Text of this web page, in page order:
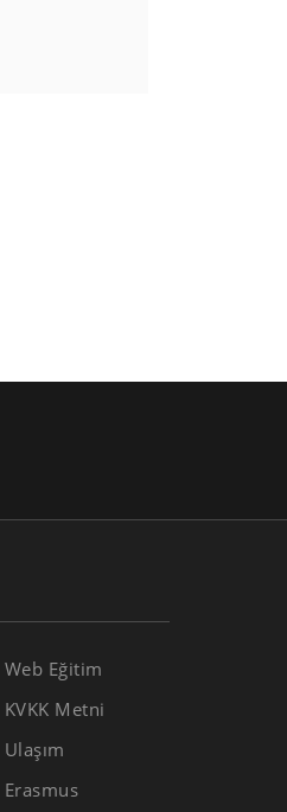
Web Eğitim
KVKK Metni
Ulaşım
Erasmus